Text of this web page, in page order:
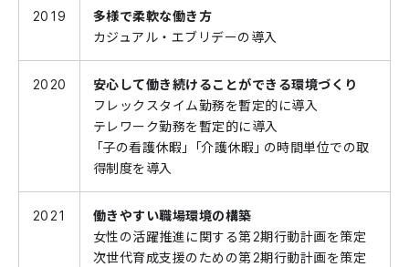
2019
多様で柔軟な働き方
カジュアル・エブリデーの導入
2020
安心して働き続けることができる環境づくり
フレックスタイム勤務を暫定的に導入
テレワーク勤務を暫定的に導入
「子の看護休暇」「介護休暇」の時間単位での取
得制度を導入
2021
働きやすい職場環境の構築
女性の活躍推進に関する第2期行動計画を策定
次世代育成支援のための第2期行動計画を策定